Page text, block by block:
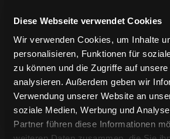
Diese Webseite verwendet Cookies
Wir verwenden Cookies, um Inhalte
personalisieren, Funktionen für
zu können und die Zugriffe auf
analysieren. Außerdem geben wir
Verwendung unserer Website an
soziale Medien, Werbung und
Partner führen diese Informationen
CAPS &
CAPS & CO
CAPS &